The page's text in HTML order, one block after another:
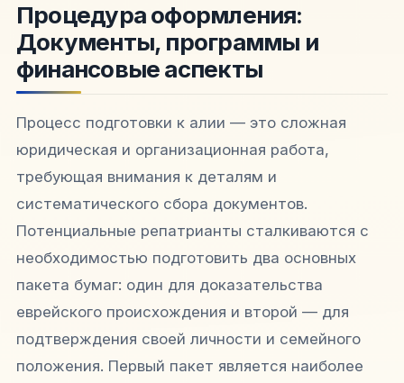
Процедура оформления:
Документы, программы и
финансовые аспекты
Процесс подготовки к алии — это сложная
юридическая и организационная работа,
требующая внимания к деталям и
систематического сбора документов.
Потенциальные репатрианты сталкиваются с
необходимостью подготовить два основных
пакета бумаг: один для доказательства
еврейского происхождения и второй — для
подтверждения своей личности и семейного
положения. Первый пакет является наиболее